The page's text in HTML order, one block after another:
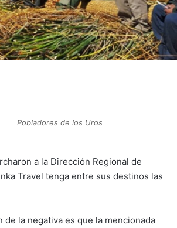
Pobladores de los Uros
a la Dirección Regional de
Travel tenga entre sus destinos las
la negativa es que la mencionada